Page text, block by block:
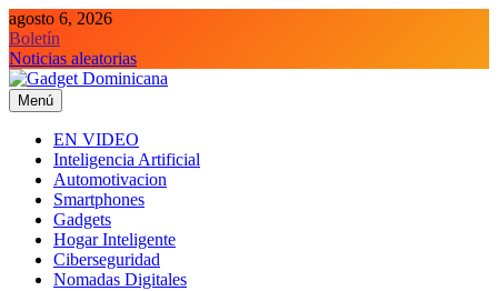
Saltar
al
contenido
agosto 6, 2026
Boletín
Noticias aleatorias
Gadget Dominicana
Gadgets y Tecnología de consumo
Menú
EN VIDEO
Inteligencia Artificial
Automotivacion
Smartphones
Gadgets
Hogar Inteligente
Ciberseguridad
Nomadas Digitales